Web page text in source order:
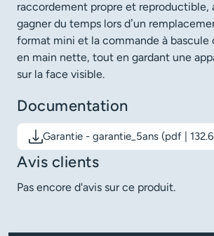
raccordement propre et reproductible,
gagner du temps lors d’un
format mini et la commande à bascule
en main nette, tout en gardant une
sur la face visible.
Documentation
Garantie - garantie_5ans (pdf |
Télécharger le document: Garantie -
Avis clients
Pas encore d'avis sur ce produit.